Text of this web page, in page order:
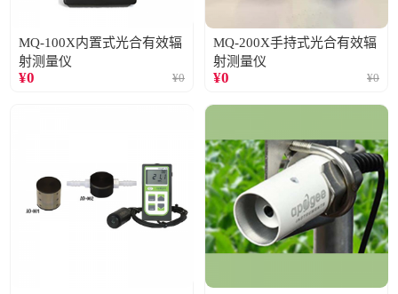
MQ-100X内置式光合有效辐
射测量仪
¥0 ¥0
MQ-200X手持式光合有效辐
射测量仪
¥0 ¥0